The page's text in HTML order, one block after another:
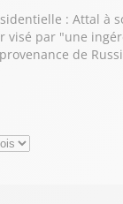
: Attal à
visé par "une
de